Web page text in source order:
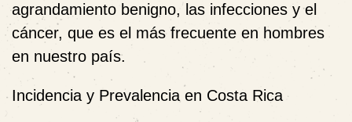
agrandamiento benigno, las infecciones y el
cáncer, que es el más frecuente en hombres
en nuestro país.
Incidencia y Prevalencia en Costa Rica